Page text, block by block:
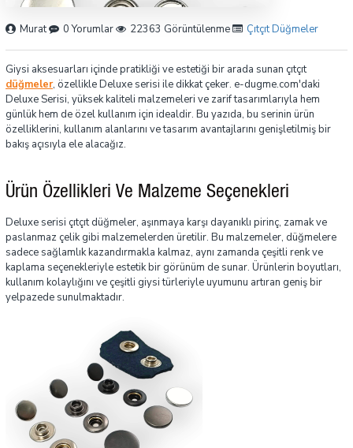
Murat 0 Yorumlar 22363 Görüntülenme Çıtçıt Düğmeler
Giysi aksesuarları içinde pratikliği ve estetiği bir arada sunan çıtçıt
düğmeler, özellikle Deluxe serisi ile dikkat çeker. e-dugme.com'daki
Deluxe Serisi, yüksek kaliteli malzemeleri ve zarif tasarımlarıyla hem
günlük hem de özel kullanım için idealdir. Bu yazıda, bu serinin ürün
özelliklerini, kullanım alanlarını ve tasarım avantajlarını genişletilmiş bir
bakış açısıyla ele alacağız.
Ürün Özellikleri Ve Malzeme Seçenekleri
Deluxe serisi çıtçıt düğmeler, aşınmaya karşı dayanıklı pirinç, zamak ve
paslanmaz çelik gibi malzemelerden üretilir. Bu malzemeler, düğmelere
sadece sağlamlık kazandırmakla kalmaz, aynı zamanda çeşitli renk ve
kaplama seçenekleriyle estetik bir görünüm de sunar. Ürünlerin boyutları,
kullanım kolaylığını ve çeşitli giysi türleriyle uyumunu artıran geniş bir
yelpazede sunulmaktadır.